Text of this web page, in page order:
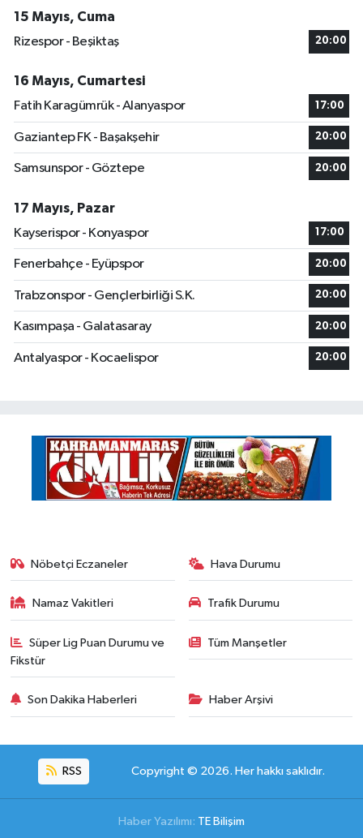
15 Mayıs, Cuma
Rizespor - Beşiktaş
20:00
16 Mayıs, Cumartesi
Fatih Karagümrük - Alanyaspor
17:00
Gaziantep FK - Başakşehir 20:00
Samsunspor - Göztepe 20:00
17 Mayıs, Pazar
Kayserispor - Konyaspor
17:00
Fenerbahçe - Eyüpspor 20:00
Trabzonspor - Gençlerbirliği S.K. 20:00
Kasımpaşa - Galatasaray 20:00
Antalyaspor - Kocaelispor 20:00
Nöbetçi Eczaneler Hava Durumu
Namaz Vakitleri Trafik Durumu
Süper Lig Puan Durumu ve
Fikstür
Tüm Manşetler
Son Dakika Haberleri Haber Arşivi
RSS Copyright © 2026. Her hakkı saklıdır.
Haber Yazılımı: TE Bilişim